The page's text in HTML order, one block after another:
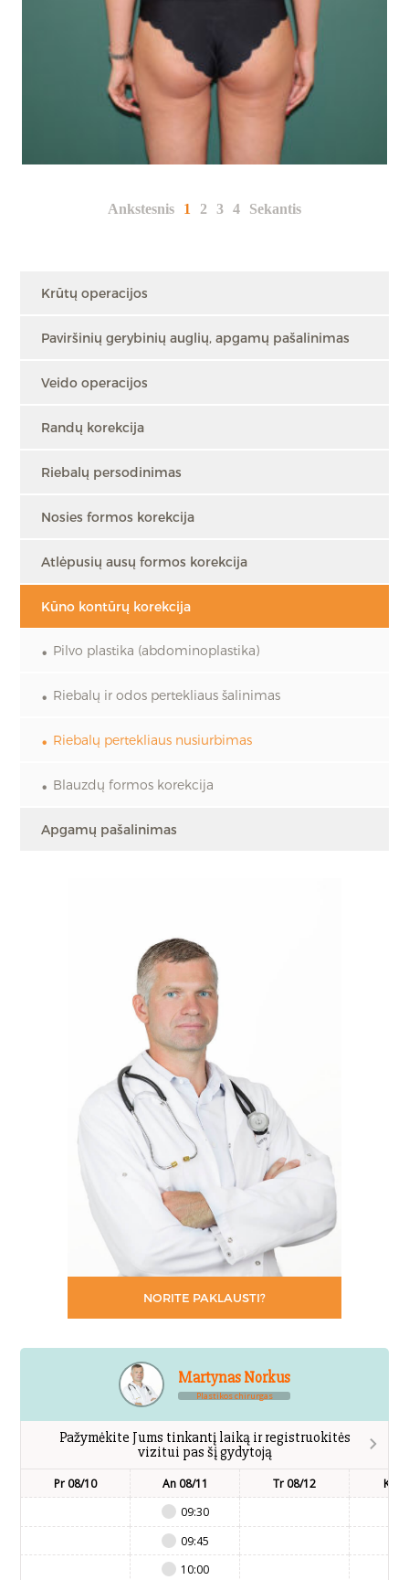
Ankstesnis 1 2 3 4 Sekantis
Krūtų operacijos
Paviršinių gerybinių auglių, apgamų pašalinimas
Veido operacijos
Randų korekcija
Riebalų persodinimas
Nosies formos korekcija
Atlėpusių ausų formos korekcija
Kūno kontūrų korekcija
Pilvo plastika (abdominoplastika)
Riebalų ir odos pertekliaus šalinimas
Riebalų pertekliaus nusiurbimas
Blauzdų formos korekcija
Apgamų pašalinimas
NORITE PAKLAUSTI?
Martynas Norkus
Plastikos chirurgas
Pažymėkite Jums tinkantį laiką ir registruokitės
vizitui pas šį gydytoją
Pr 08/10
An 08/11
09:30
09:45
10:00
Tr 08/12 Kt